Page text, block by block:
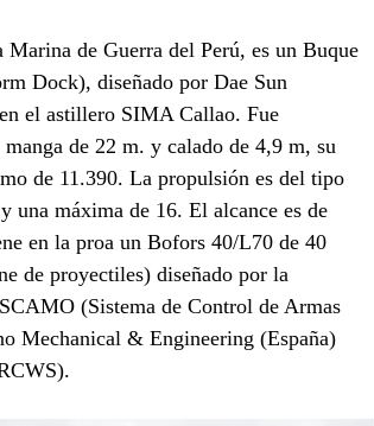
de Guerra del Perú, es un Buque
Dock), diseñado por Dae Sun
el astillero SIMA Callao. Fue
de 22 m. y calado de 4,9 m, su
de 11.390. La propulsión es del tipo
una máxima de 16. El alcance es de
en la proa un Bofors 40/L70 de 40
de proyectiles) diseñado por la
(Sistema de Control de Armas
Mechanical & Engineering (España)